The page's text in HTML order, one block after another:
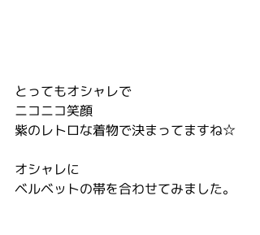
とってもオシャレで
ニコニコ笑顔
紫のレトロな着物で決まってますね☆
オシャレに
ベルベットの帯を合わせてみました。